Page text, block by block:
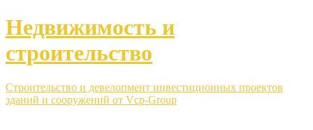
Недвижимость и
строительство
Строительство и девелопмент инвестиционных проектов
зданий и сооружений от Vcp-Group